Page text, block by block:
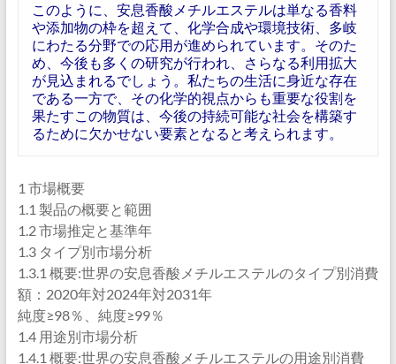
このように、安息香酸メチルエステルは単なる香料
や添加物の枠を超えて、化学合成や環境技術、多岐
にわたる分野での応用が進められています。そのた
め、今後も多くの研究が行われ、さらなる利用拡大
が見込まれるでしょう。私たちの生活に身近な存在
である一方で、その化学的視点からも重要な役割を
果たすこの物質は、今後の持続可能な社会を構築す
るために欠かせない要素となると考えられます。
1 市場概要
1.1 製品の概要と範囲
1.2 市場推定と基準年
1.3 タイプ別市場分析
1.3.1 概要:世界の安息香酸メチルエステルのタイプ別消費
額：2020年対2024年対2031年
純度≥98％、純度≥99％
1.4 用途別市場分析
1.4.1 概要:世界の安息香酸メチルエステルの用途別消費